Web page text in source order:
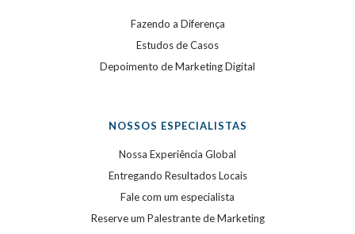
Fazendo a Diferença
Estudos de Casos
Depoimento de Marketing Digital
NOSSOS ESPECIALISTAS
Nossa Experiência Global
Entregando Resultados Locais
Fale com um especialista
Reserve um Palestrante de Marketing